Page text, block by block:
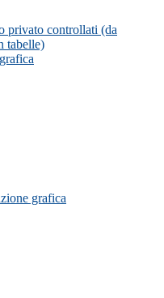
privato controllati (da
tabelle)
grafica